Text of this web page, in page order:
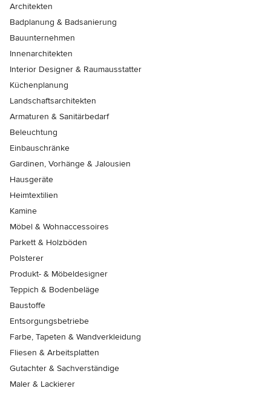
Architekten
Badplanung & Badsanierung
Bauunternehmen
Innenarchitekten
Interior Designer & Raumausstatter
Küchenplanung
Landschaftsarchitekten
Armaturen & Sanitärbedarf
Beleuchtung
Einbauschränke
Gardinen, Vorhänge & Jalousien
Hausgeräte
Heimtextilien
Kamine
Möbel & Wohnaccessoires
Parkett & Holzböden
Polsterer
Produkt- & Möbeldesigner
Teppich & Bodenbeläge
Baustoffe
Entsorgungsbetriebe
Farbe, Tapeten & Wandverkleidung
Fliesen & Arbeitsplatten
Gutachter & Sachverständige
Maler & Lackierer